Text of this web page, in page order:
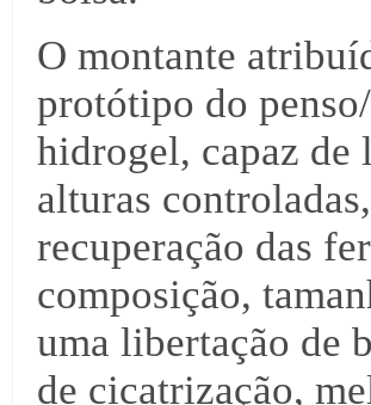
O montante
protótipo do
hidrogel, capaz de
alturas
recuperação das
composição,
uma libertação de
de cicatrização,